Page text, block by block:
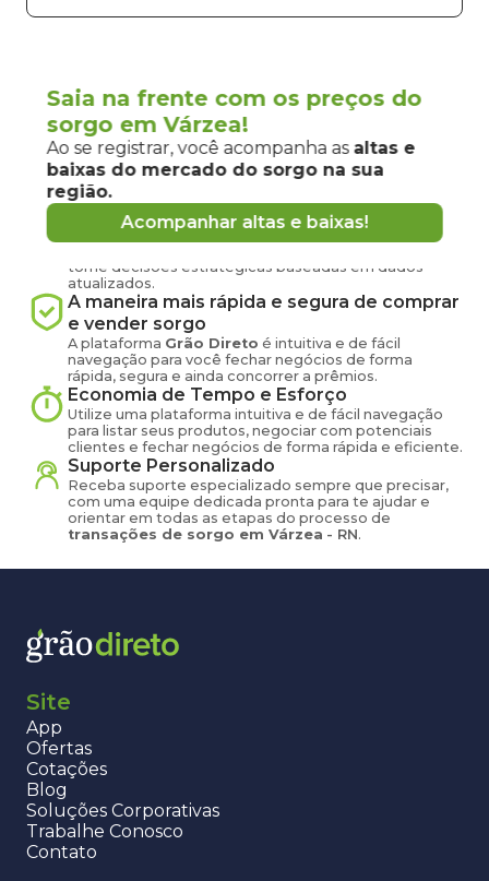
Vantagens de negociar sorgo em
Várzea
pelaGrão Direto
Conecte-se agora com produtores e
compradores de sorgodeVárzeae região
Tenha em mãos informações atualizadas sobre o
do sorgo
tome decisões estratégicas baseadas em dados
atualizados.
A maneira mais rápida e segura de comprar
e vender sorgo
A plataforma Grão Direto é intuitiva e de fácil
navegação para você fechar negócios de forma
rápida, segura e ainda concorrer a prêmios.
Economia de Tempo e Esforço
Utilize uma plataforma intuitiva e de fácil navegação
para listar seus produtos, negociar com potenciais
clientes e fechar negócios de forma rápida e eficiente.
Suporte Personalizado
Receba suporte especializado sempre que precisar,
com uma equipe dedicada pronta para te ajudar e
orientar em todas as etapas do processo de
transações de sorgo em Várzea - RN.
Site
App
Ofertas
Cotações
Blog
Soluções Corporativas
Trabalhe Conosco
Contato
Saia na frente com os preços do
sorgo em Várzea!
Ao se registrar, você acompanha as altas e
baixas do mercado do sorgona sua
região.
Acompanhar altas e baixas!